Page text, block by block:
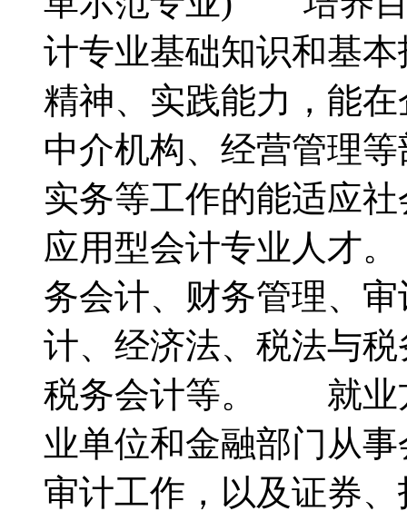
计专业基础知识和基
精神、实践能力，能
中介机构、经营管理
实务等工作的能适应
应用型会计专业人才
务会计、财务管理、
计、经济法、税法与
税务会计等。 就业
业单位和金融部门从
审计工作，以及证券